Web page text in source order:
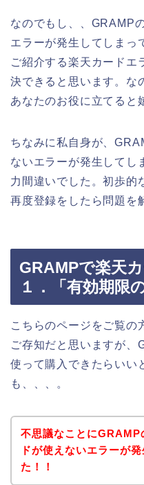
なのでもし、、GRAMP
エラーが発生してしまっ
ご紹介する楽天カードエ
決できると思います。な
あなたのお役に立てると
ちなみに私自身が、
ないエラーが発生してし
力間違いでした。初歩的
再度登録をしたら問題を
GRAMPで楽天
１．「有効期限
こちらのページをご覧の
ご存知だと思いますが、
使って購入できたらいい
も、、、。
不思議なことにGRAMP
ドが使えないエラーが
た！！